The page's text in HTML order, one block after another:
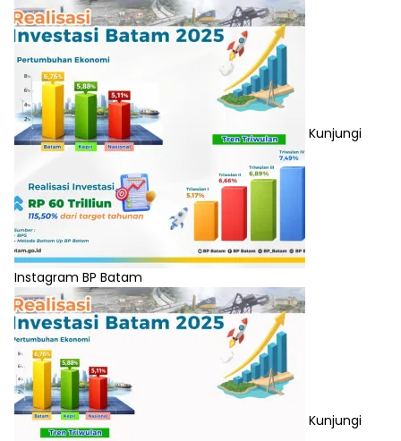
Kunjungi
Instagram BP Batam
Kunjungi